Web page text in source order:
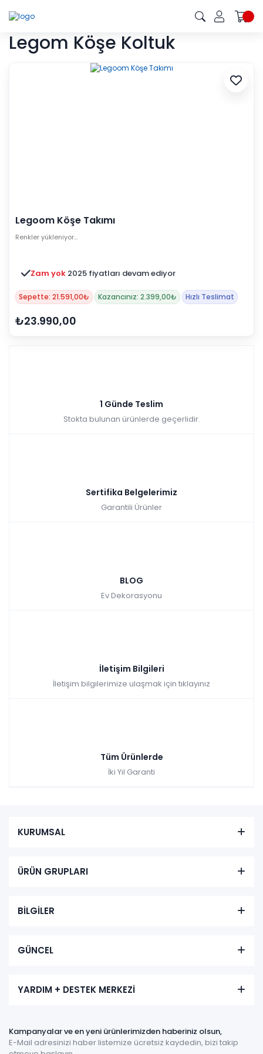
Legom Köşe Koltuk
Legoom Köşe Takımı
Renkler yükleniyor…
Zam yok 2025 fiyatları devam ediyor
Sepette: 21.591,00₺ Kazancınız: 2.399,00₺ Hızlı Teslimat
₺23.990,00
1 Günde Teslim
Stokta bulunan ürünlerde geçerlidir.
Sertifika Belgelerimiz
Garantili Ürünler
BLOG
Ev Dekorasyonu
İletişim Bilgileri
İletişim bilgilerimize ulaşmak için tıklayınız
Tüm Ürünlerde
İki Yıl Garanti
KURUMSAL
ÜRÜN GRUPLARI
BİLGİLER
GÜNCEL
YARDIM + DESTEK MERKEZİ
Kampanyalar ve en yeni ürünlerimizden haberiniz olsun,
E-Mail adresinizi haber listemize ücretsiz kaydedin, bizi takip